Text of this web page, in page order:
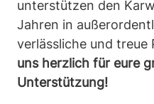
unterstützen den
Jahren in
verlässliche und treue
uns herzlich für eure
Unterstützung!